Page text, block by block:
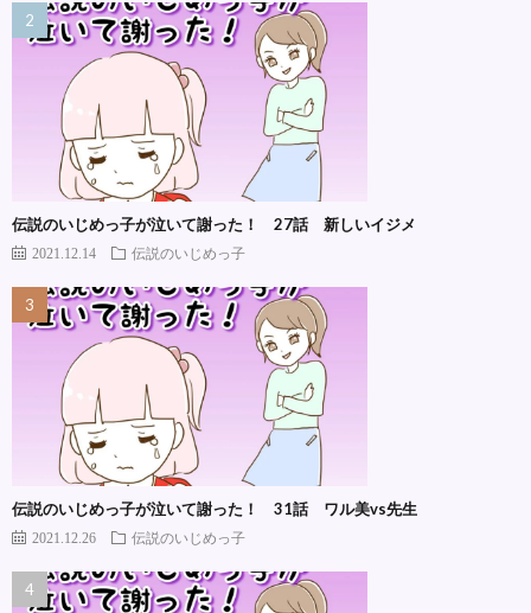
伝説のいじめっ子が泣いて謝った！ 27話 新しいイジメ
2021.12.14 伝説のいじめっ子
伝説のいじめっ子が泣いて謝った！ 31話 ワル美vs先生
2021.12.26 伝説のいじめっ子